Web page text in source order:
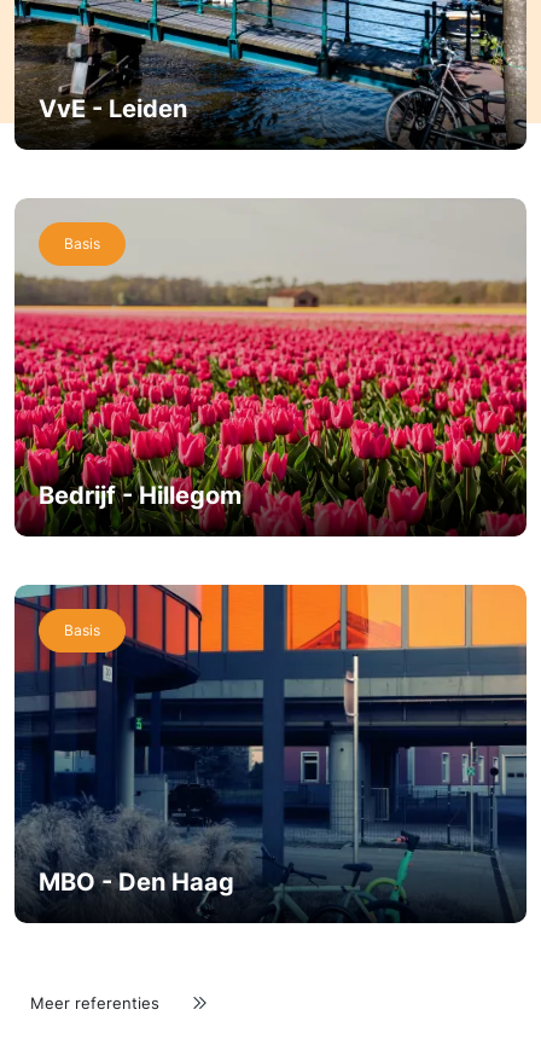
VvE - Leiden
Basis
Bedrijf - Hillegom
Basis
MBO - Den Haag
Meer referenties